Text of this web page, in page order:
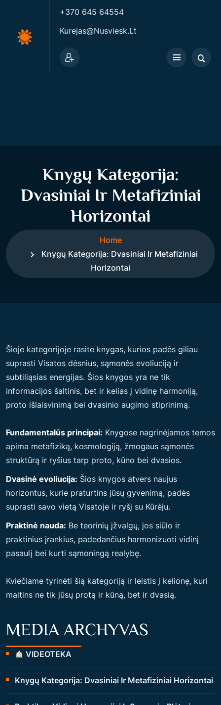
+370 645 64554
Kurejas@nusviesk.lt
Knygų Kategorija:
Dvasiniai Ir Metafiziniai
Horizontai
Home
Knygų Kategorija: Dvasiniai Ir Metafiziniai
Horizontai
Šioje kategorijoje rasite knygas, kurios padės giliau
suprasti Visatos dėsnius, sąmonės evoliuciją ir
subtiliąsias energijas. Šios knygos yra ne tik
informacijos šaltinis, bet ir kelias į vidinę harmoniją,
proto išlaisvinimą bei dvasinio augimo stiprinimą.
Fundamentalūs principai: Knygose nagrinėjamos temos
apima metafiziką, kosmologiją, žmogaus sąmonės
struktūrą ir ryšius tarp proto, kūno bei dvasios.
Dvasinė evoliucija: Šios knygos atvers naujus
horizontus, kurie praturtins jūsų gyvenimą, padės
suprasti savo vietą Visatoje ir ryšį su Kūrėju.
Praktinė nauda: Be teorinių įžvalgų, jos siūlo ir
praktinius įrankius, padedančius harmonizuoti vidinį
pasaulį bei kurti sąmoningą realybę.
Kviečiame tyrinėti šią kategoriją ir leistis į kelionę, kuri
maitins ne tik jūsų protą ir kūną, bet ir dvasią.
MEDIA ARCHYVAS
VIDEOTEKA
Knygų Kategorija: Dvasiniai Ir Metafiziniai Horizontai